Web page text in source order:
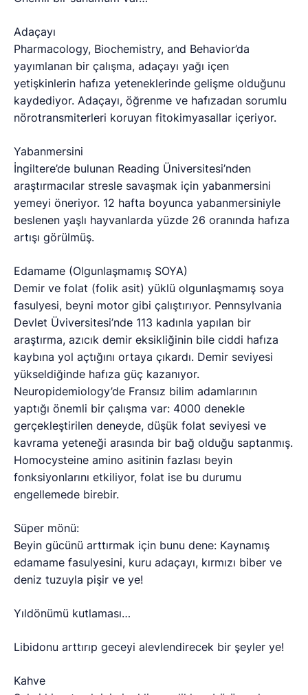
Adaçayı
Pharmacology, Biochemistry, and Behavior’da
yayımlanan bir çalışma, adaçayı yağı içen
yetişkinlerin hafıza yeteneklerinde gelişme olduğunu
kaydediyor. Adaçayı, öğrenme ve hafızadan sorumlu
nörotransmiterleri koruyan fitokimyasallar içeriyor.
Yabanmersini
İngiltere’de bulunan Reading Üniversitesi’nden
araştırmacılar stresle savaşmak için yabanmersini
yemeyi öneriyor. 12 hafta boyunca yabanmersiniyle
beslenen yaşlı hayvanlarda yüzde 26 oranında hafıza
artışı görülmüş.
Edamame (Olgunlaşmamış SOYA)
Demir ve folat (folik asit) yüklü olgunlaşmamış soya
fasulyesi, beyni motor gibi çalıştırıyor. Pennsylvania
Devlet Üviversitesi’nde 113 kadınla yapılan bir
araştırma, azıcık demir eksikliğinin bile ciddi hafıza
kaybına yol açtığını ortaya çıkardı. Demir seviyesi
yükseldiğinde hafıza güç kazanıyor.
Neuropidemiology’de Fransız bilim adamlarının
yaptığı önemli bir çalışma var: 4000 denekle
gerçekleştirilen deneyde, düşük folat seviyesi ve
kavrama yeteneği arasında bir bağ olduğu saptanmış.
Homocysteine amino asitinin fazlası beyin
fonksiyonlarını etkiliyor, folat ise bu durumu
engellemede birebir.
Süper mönü:
Beyin gücünü arttırmak için bunu dene: Kaynamış
edamame fasulyesini, kuru adaçayı, kırmızı biber ve
deniz tuzuyla pişir ve ye!
Yıldönümü kutlaması…
Libidonu arttırıp geceyi alevlendirecek bir şeyler ye!
Kahve